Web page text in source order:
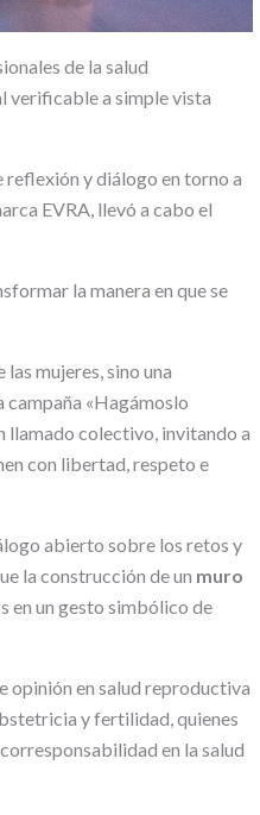
de la salud
verificable a simple vista
reflexión y diálogo en torno a
EVRA, llevó a cabo el
la manera en que se
mujeres, sino una
campaña «Hagámoslo
llamado colectivo, invitando a
con libertad, respeto e
abierto sobre los retos y
la construcción de un muro
en un gesto simbólico de
opinión en salud reproductiva
y fertilidad, quienes
en la salud